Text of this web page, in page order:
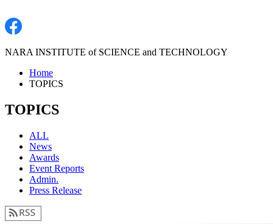
NARA INSTITUTE of SCIENCE and TECHNOLOGY
Home
TOPICS
TOPICS
ALL
News
Awards
Event Reports
Admin.
Press Release